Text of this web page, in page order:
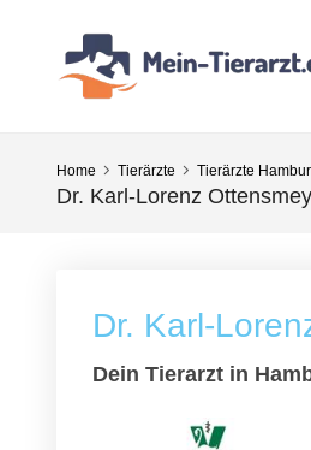
Home Tierärzte Tierärzte
Dr. Karl-Lorenz
Dr. Karl-
Dein Tierarzt in